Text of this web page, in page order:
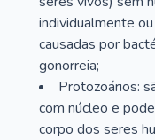
individualmente
causadas por
gonorreia;
Protozoários:
com núcleo e
corpo dos seres